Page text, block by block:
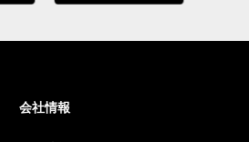
会社情報